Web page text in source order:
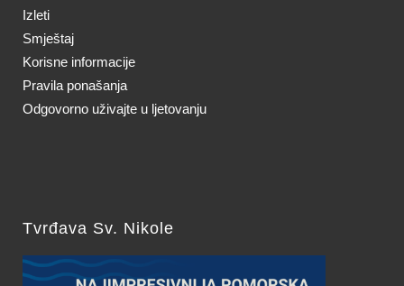
Izleti
Smještaj
Korisne informacije
Pravila ponašanja
Odgovorno uživajte u ljetovanju
Tvrđava Sv. Nikole